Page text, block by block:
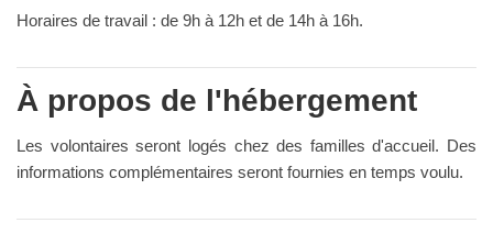
Horaires de travail : de 9h à 12h et de 14h à 16h.
À propos de l'hébergement
Les volontaires seront logés chez des familles d'accueil. Des
informations complémentaires seront fournies en temps voulu.